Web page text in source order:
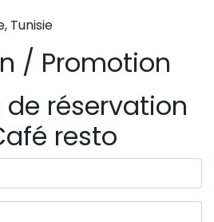
Tunisie
/ Promotion
de réservation
resto